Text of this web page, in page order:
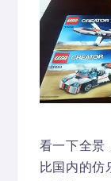
看一下全景
比国内的仿